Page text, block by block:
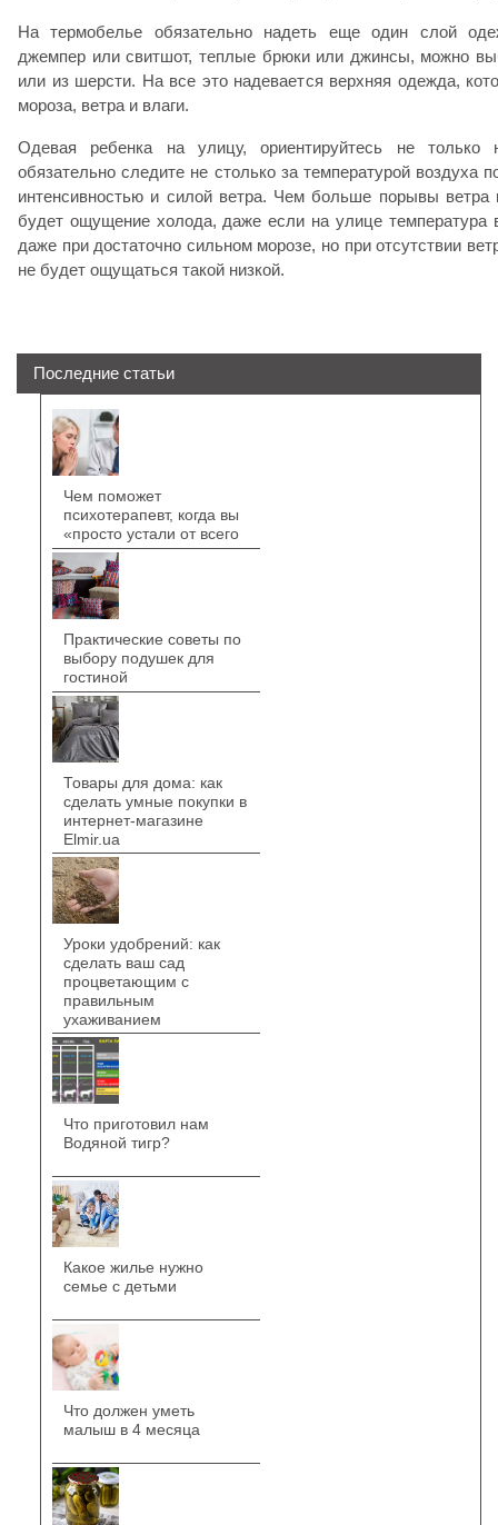
На термобелье обязательно надеть еще один слой
джемпер или свитшот, теплые брюки или джинсы, можно
или из шерсти. На все это надевается верхняя одежда,
мороза, ветра и влаги.
Одевая ребенка на улицу, ориентируйтесь не
обязательно следите не столько за температурой воздуха
интенсивностью и силой ветра. Чем больше порывы
будет ощущение холода, даже если на улице
даже при достаточно сильном морозе, но при отсутствии
не будет ощущаться такой низкой.
Последние статьи
Чем поможет
психотерапевт, когда вы
«просто устали от всего
Практические советы по
выбору подушек для
гостиной
Товары для дома: как
сделать умные покупки в
интернет-магазине
Elmir.ua
Уроки удобрений: как
сделать ваш сад
процветающим с
правильным
ухаживанием
Что приготовил нам
Водяной тигр?
Какое жилье нужно
семье с детьми
Что должен уметь
малыш в 4 месяца